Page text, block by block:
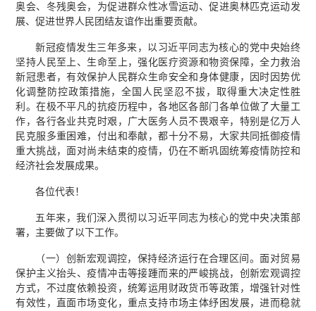
奥会、冬残奥会，为促进群众性冰雪运动、促进奥林匹克运动发
展、促进世界人民团结友谊作出重要贡献。
新冠疫情发生三年多来，以习近平同志为核心的党中央始终
坚持人民至上、生命至上，强化医疗资源和物资保障，全力救治
新冠患者，有效保护人民群众生命安全和身体健康，因时因势优
化调整防控政策措施，全国人民坚忍不拔，取得重大决定性胜
利。在极不平凡的抗疫历程中，各地区各部门各单位做了大量工
作，各行各业共克时艰，广大医务人员不畏艰辛，特别是亿万人
民克服多重困难，付出和奉献，都十分不易，大家共同抵御疫情
重大挑战，面对尚未结束的疫情，仍在不断巩固统筹疫情防控和
经济社会发展成果。
各位代表！
五年来，我们深入贯彻以习近平同志为核心的党中央决策部
署，主要做了以下工作。
（一）创新宏观调控，保持经济运行在合理区间。面对贸易
保护主义抬头、疫情冲击等接踵而来的严峻挑战，创新宏观调控
方式，不过度依赖投资，统筹运用财政货币等政策，增强针对性
有效性，直面市场变化，重点支持市场主体纾困发展，进而稳就